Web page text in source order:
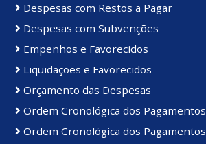
Despesas com Restos a Pagar
Despesas com Subvenções
Empenhos e Favorecidos
Liquidações e Favorecidos
Orçamento das Despesas
Ordem Cronológica dos Pagamentos
Ordem Cronológica dos Pagamentos